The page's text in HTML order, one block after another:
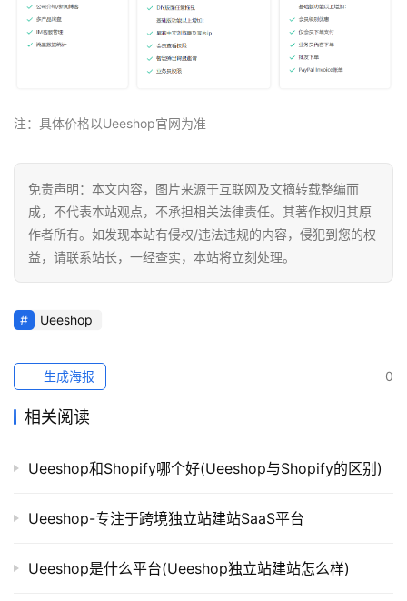
注：具体价格以Ueeshop官网为准
免责声明：本文内容，图片来源于互联网及文摘转载整编而
成，不代表本站观点，不承担相关法律责任。其著作权归其原
作者所有。如发现本站有侵权/违法违规的内容，侵犯到您的权
益，请联系站长，一经查实，本站将立刻处理。
Ueeshop
0
生成海报
相关阅读
Ueeshop和Shopify哪个好(Ueeshop与Shopify的区别)
Ueeshop-专注于跨境独立站建站SaaS平台
Ueeshop是什么平台(Ueeshop独立站建站怎么样)